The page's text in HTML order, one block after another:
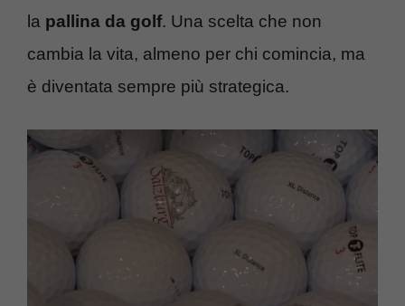
la pallina da golf. Una scelta che non
cambia la vita, almeno per chi comincia, ma
è diventata sempre più strategica.